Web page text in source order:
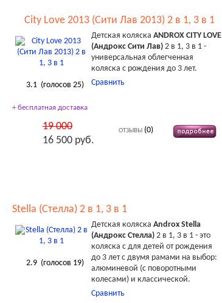
City Love 2013 (Сити Лав 2013) 2 в 1, 3 в 1
3.1(голосов 25)
Детская коляска ANDROX CITY LOVE
(Андрокс Сити Лав)2 в 1, 3 в 1 -
универсальная облегченная
коляска с рождения до 3 лет.
Сравнить
+ бесплатная доставка
19 000
16 500 руб.
ОТЗЫВЫ(0)
Stella (Стелла) 2 в 1, 3 в 1
2.9(голосов 19)
Детская коляска Androx Stella
(Андрокс Стелла)2 в 1, 3 в 1 - это
коляска с для детей от рождения
до 3 лет с двумя рамами на выбор:
алюминевой (с поворотными
колесами) и классической.
Сравнить